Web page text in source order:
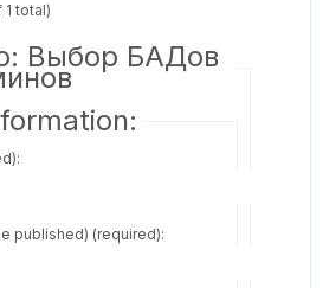
total)
Выбор БАДов
published) (required):